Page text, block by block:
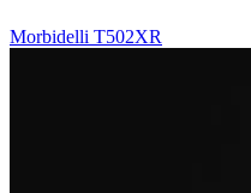
Morbidelli T502XR